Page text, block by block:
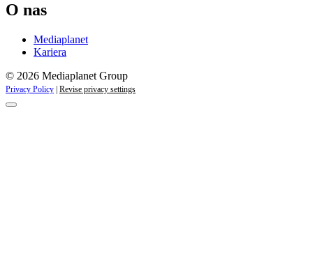
O nas
Mediaplanet
Kariera
© 2026 Mediaplanet Group
Privacy Policy Revise privacy settings